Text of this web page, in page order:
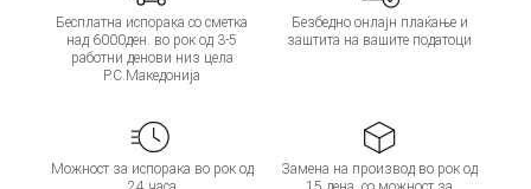
Бесплатна испорака со сметка
над 6000ден. во рок од 3-5
работни денови низ цела
Р.С.Македонија
Безбедно онлајн плаќање и
заштита на вашите податоци
Можност за испорака во рок од
Замена на производ во рок од